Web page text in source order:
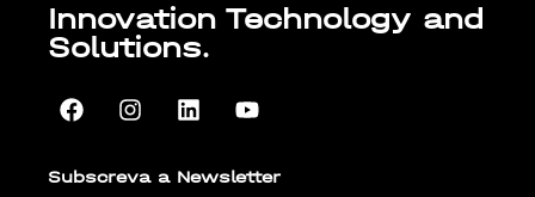
Innovation Technology and
Solutions.
Subscreva a Newsletter